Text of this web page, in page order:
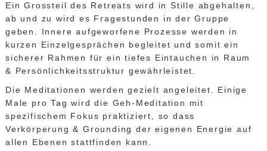
Ein Grossteil des Retreats wird in Stille abgehalten,
ab und zu wird es Fragestunden in der Gruppe
geben. Innere aufgeworfene Prozesse werden in
kurzen Einzelgesprächen begleitet und somit ein
sicherer Rahmen für ein tiefes Eintauchen in Raum
& Persönlichkeitsstruktur gewährleistet.
Die Meditationen werden gezielt angeleitet. Einige
Male pro Tag wird die Geh-Meditation mit
spezifischem Fokus praktiziert, so dass
Verkörperung & Grounding der eigenen Energie auf
allen Ebenen stattfinden kann.